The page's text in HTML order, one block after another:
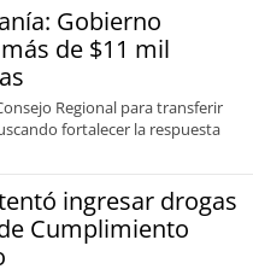
Gobierno
de $11 mil
Regional para transferir
fortalecer la respuesta
ingresar drogas
Cumplimiento